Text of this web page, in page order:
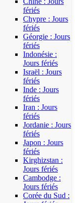
fériés
Chypre : Jours
fériés
Géorgie : Jours
fériés
Indonésie :
Jours fériés
Israël : Jours
fériés
Inde : Jours
fériés
Iran : Jours
fériés
Jordanie : Jours
fériés
Japon : Jours
fériés
Kirghizstan :
Jours fériés
Cambodge :
Jours fériés
Corée du Sud :